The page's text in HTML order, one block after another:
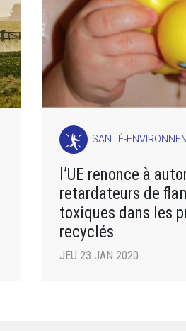
SANTÉ-
l’UE renonce à
retardateurs de
toxiques dans les
recyclés
JEU 23 JAN 2020